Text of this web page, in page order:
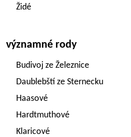
Židé
významné rody
Budivoj ze Železnice
Daublebští ze Sternecku
Haasové
Hardtmuthové
Klaricové